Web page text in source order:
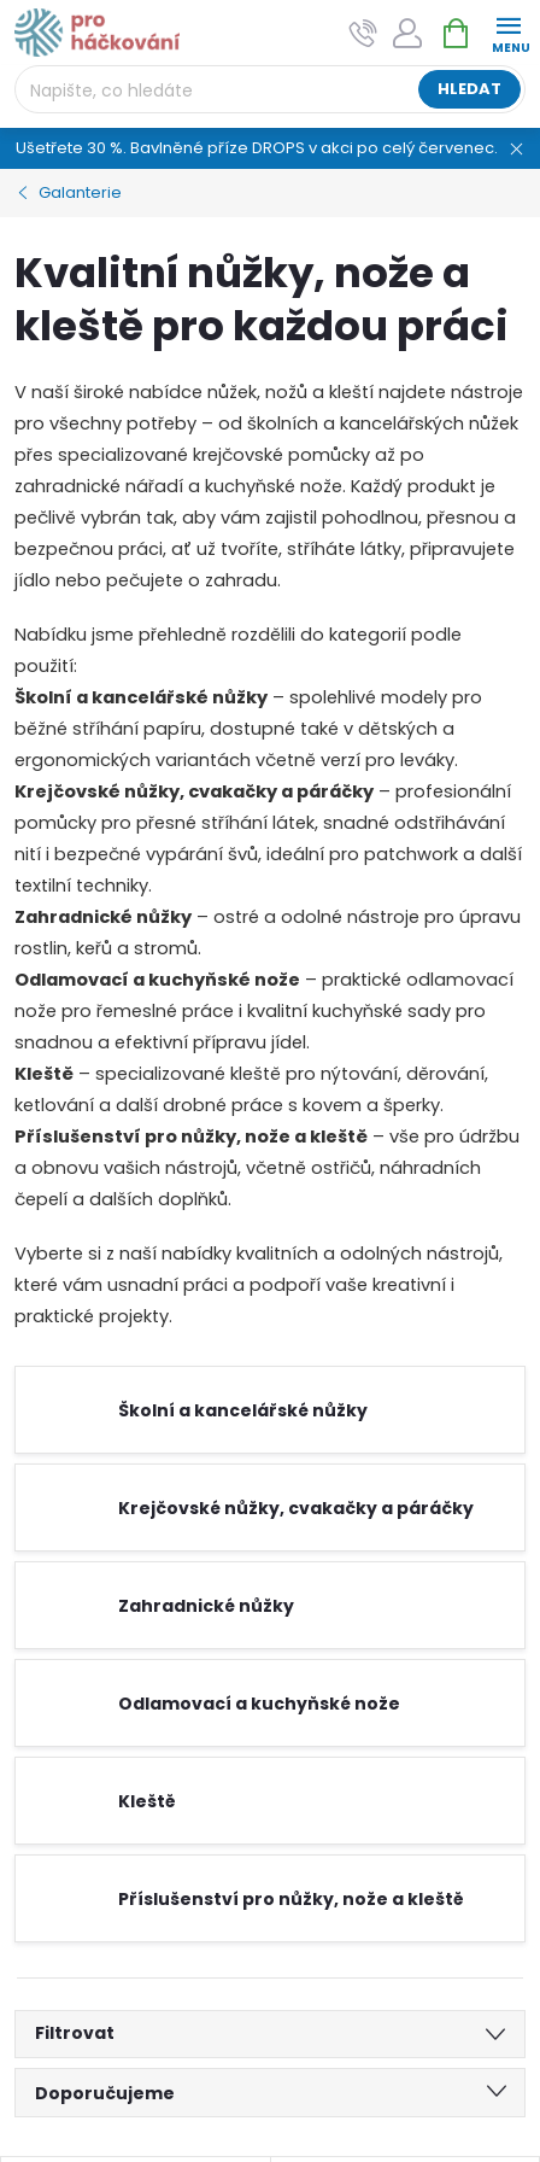
Přejít
na
obsah
HLEDAT
NÁKUPNÍ
KOŠÍK
Ušetřete 30 %. Bavlněné příze DROPS v akci po celý červenec.
Galanterie
Kvalitní nůžky, nože a
kleště pro každou práci
V naší široké nabídce nůžek, nožů a kleští najdete nástroje
pro všechny potřeby – od školních a kancelářských nůžek
přes specializované krejčovské pomůcky až po
zahradnické nářadí a kuchyňské nože. Každý produkt je
pečlivě vybrán tak, aby vám zajistil pohodlnou, přesnou a
bezpečnou práci, ať už tvoříte, stříháte látky, připravujete
jídlo nebo pečujete o zahradu.
Nabídku jsme přehledně rozdělili do kategorií podle
použití:
Školní a kancelářské nůžky – spolehlivé modely pro
běžné stříhání papíru, dostupné také v dětských a
ergonomických variantách včetně verzí pro leváky.
Krejčovské nůžky, cvakačky a páráčky – profesionální
pomůcky pro přesné stříhání látek, snadné odstřihávání
nití i bezpečné vypárání švů, ideální pro patchwork a další
textilní techniky.
Zahradnické nůžky – ostré a odolné nástroje pro úpravu
rostlin, keřů a stromů.
Odlamovací a kuchyňské nože – praktické odlamovací
nože pro řemeslné práce i kvalitní kuchyňské sady pro
snadnou a efektivní přípravu jídel.
Kleště – specializované kleště pro nýtování, děrování,
ketlování a další drobné práce s kovem a šperky.
Příslušenství pro nůžky, nože a kleště – vše pro údržbu
a obnovu vašich nástrojů, včetně ostřičů, náhradních
čepelí a dalších doplňků.
Vyberte si z naší nabídky kvalitních a odolných nástrojů,
které vám usnadní práci a podpoří vaše kreativní i
praktické projekty.
Školní a kancelářské nůžky
Krejčovské nůžky, cvakačky a páráčky
Zahradnické nůžky
Odlamovací a kuchyňské nože
Kleště
Příslušenství pro nůžky, nože a kleště
Filtrovat
Ř
Doporučujeme
AI asistent "pani Klubíčková" –
ProHackovani.cz
Jsme e-shop s více než osmiletou tradicí a máme pro
vás připraveno více než 25 tisíc produktů. Vše skladem,
připravené k odeslání.